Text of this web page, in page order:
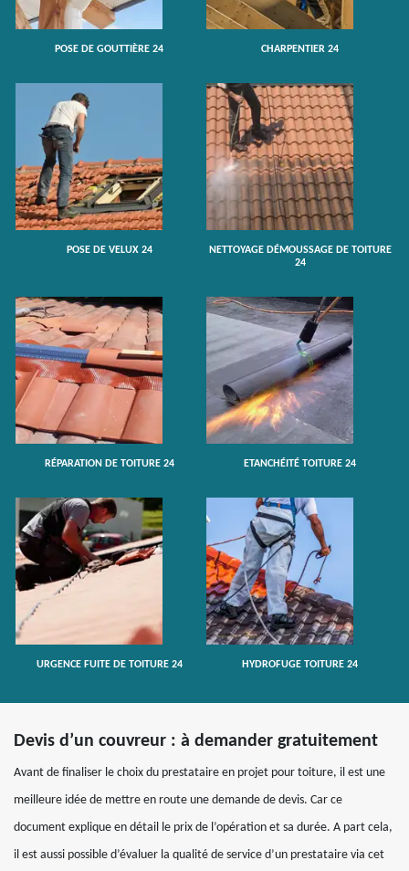
POSE DE GOUTTIÈRE 24 CHARPENTIER 24
POSE DE VELUX 24
NETTOYAGE DÉMOUSSAGE DE TOITURE
24
RÉPARATION DE TOITURE 24 ETANCHÉITÉ TOITURE 24
URGENCE FUITE DE TOITURE 24 HYDROFUGE TOITURE 24
Devis d’un couvreur : à demander gratuitement
Avant de finaliser le choix du prestataire en projet pour toiture, il est une
meilleure idée de mettre en route une demande de devis. Car ce
document explique en détail le prix de l’opération et sa durée. A part cela,
il est aussi possible d’évaluer la qualité de service d’un prestataire via cet